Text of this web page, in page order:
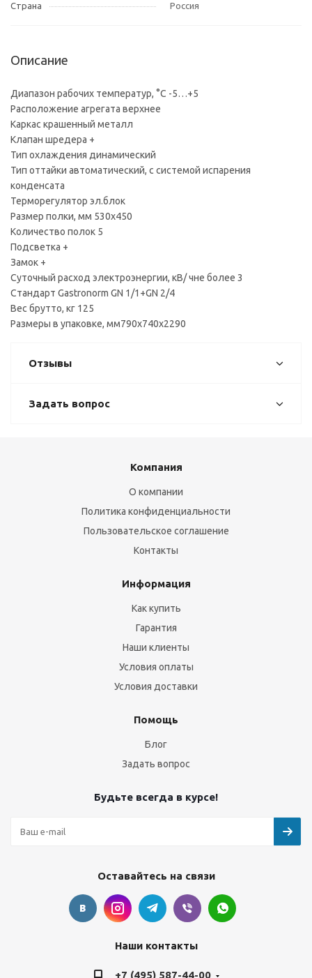
Страна
Россия
Описание
Диапазон рабочих температур, °C -5…+5
Расположение агрегата верхнее
Каркас крашенный металл
Клапан шредера +
Тип охлаждения динамический
Тип оттайки автоматический, с системой испарения
конденсата
Терморегулятор эл.блок
Размер полки, мм 530x450
Количество полок 5
Подсветка +
Замок +
Суточный расход электроэнергии, кВ/ чне более 3
Стандарт Gastronorm GN 1/1+GN 2/4
Вес брутто, кг 125
Размеры в упаковке, мм790х740х2290
Отзывы
Задать вопрос
Компания
О компании
Политика конфиденциальности
Пользовательское соглашение
Контакты
Информация
Как купить
Гарантия
Наши клиенты
Условия оплаты
Условия доставки
Помощь
Блог
Задать вопрос
Будьте всегда в курсе!
Оставайтесь на связи
Наши контакты
+7 (495) 587-44-00